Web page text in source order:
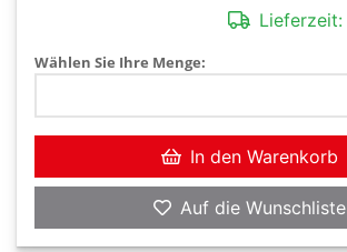
Lieferzeit:
Wählen Sie Ihre Menge:
In den Warenkorb
Auf die Wunschliste